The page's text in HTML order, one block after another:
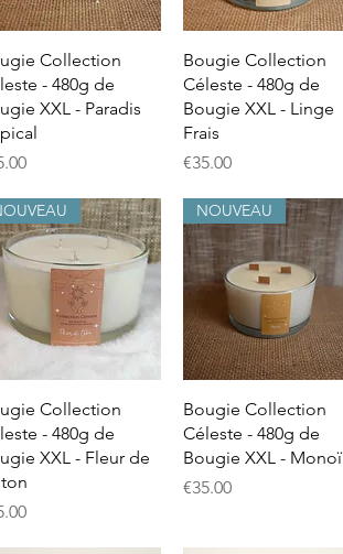
Quick View
Collection
- 480g de
XXL - Paradis
Quick View
Bougie Collection
Céleste - 480g de
Bougie XXL - Linge
Frais
Price
€35.00
Quick View
Collection
- 480g de
XXL - Fleur de
Quick View
NOUVEAU
Bougie Collection
Céleste - 480g de
Bougie XXL - Monoï
Price
€35.00